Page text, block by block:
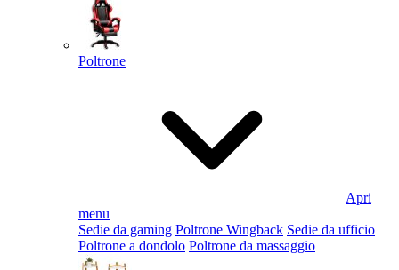
Poltrone
Apri
menu
Sedie da gaming Poltrone Wingback Sedie da ufficio
Poltrone a dondolo Poltrone da massaggio